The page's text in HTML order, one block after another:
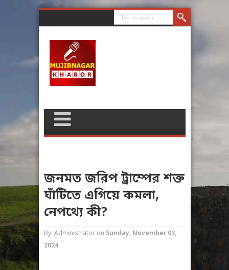
জনমত জরিপ ট্রাম্পের শক্ত
ঘাঁটিতে এগিয়ে কমলা,
নেপথ্যে কী?
By: Administrator on Sunday, November 03,
2024